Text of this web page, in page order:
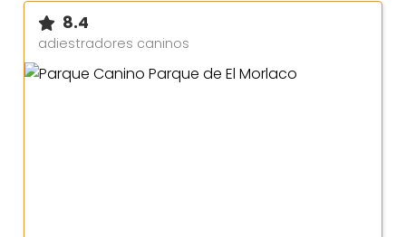
8.4
adiestradores caninos